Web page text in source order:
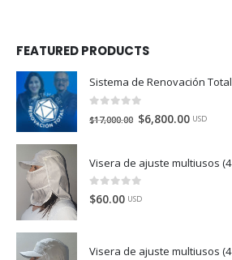
FEATURED PRODUCTS
Sistema de Renovación Total
$17,000.00 $6,800.00 USD
0 de 5
$60.00 USD